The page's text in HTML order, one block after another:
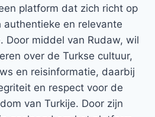
platform dat zich richt op
authentieke en relevante
Door middel van Rudaw, wil
over de Turkse cultuur,
en reisinformatie, daarbij
en respect voor de
van Turkije. Door zijn